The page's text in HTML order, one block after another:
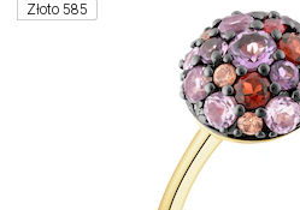
Złoto 585